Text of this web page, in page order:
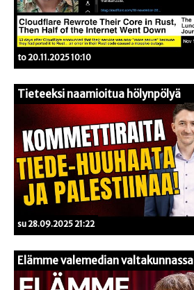
to 20.11.2025 10:10
Tieteeksi naamioitua hölynpölyä
su 28.09.2025 21:22
Elämme valemedian valtakunnassa